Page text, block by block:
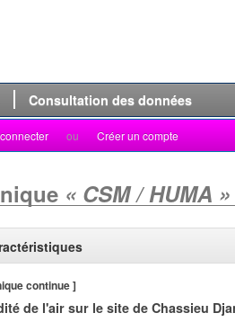
Consultation des données
ou Créer un compte
« CSM / HUMA »
continue ]
de l'air sur le site de Chassieu